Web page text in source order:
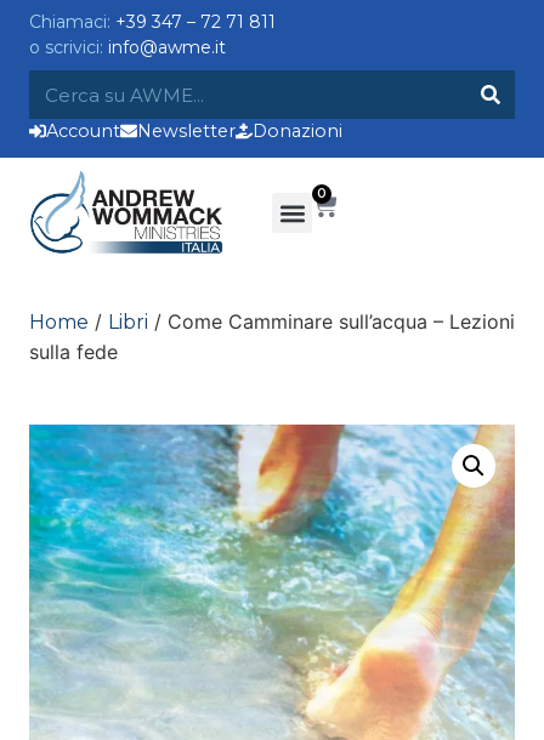
Chiamaci: +39 347 – 72 71 811
o scrivici: info@awme.it
Account Newsletter Donazioni
0
Home / Libri / Come Camminare sull’acqua – Lezioni
sulla fede